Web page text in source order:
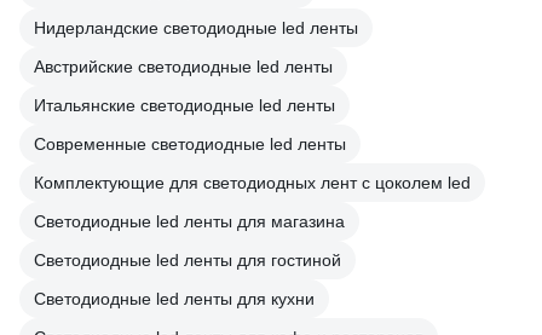
Нидерландские светодиодные led ленты
Австрийские светодиодные led ленты
Итальянские светодиодные led ленты
Современные светодиодные led ленты
Комплектующие для светодиодных лент с цоколем led
Светодиодные led ленты для магазина
Светодиодные led ленты для гостиной
Светодиодные led ленты для кухни